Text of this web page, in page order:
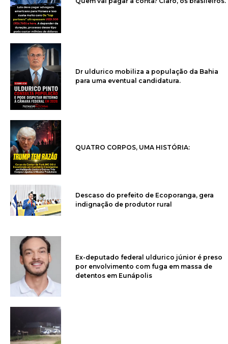
Dr uldurico mobiliza a população da Bahia
para uma eventual candidatura.
QUATRO CORPOS, UMA HISTÓRIA:
Descaso do prefeito de Ecoporanga, gera
indignação de produtor rural
Ex-deputado federal uldurico júnior é preso
por envolvimento com fuga em massa de
detentos em Eunápolis